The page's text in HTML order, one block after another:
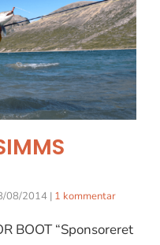
08/2014 | 1 kommentar
BOOT “Sponsoreret